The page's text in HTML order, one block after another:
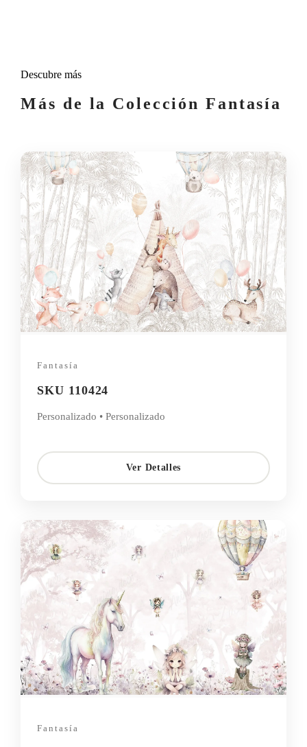
Descubre más
Más de la Colección Fantasía
Fantasía
SKU 110424
Personalizado • Personalizado
Ver Detalles
Fantasía